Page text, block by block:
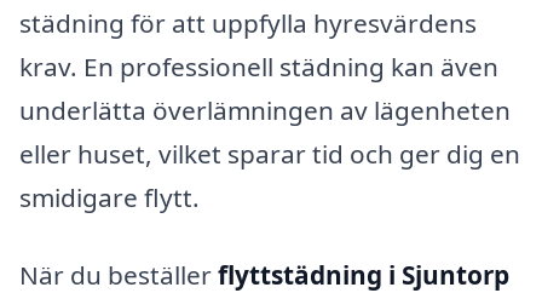
städning för att uppfylla hyresvärdens
krav. En professionell städning kan även
underlätta överlämningen av lägenheten
eller huset, vilket sparar tid och ger dig en
smidigare flytt.
När du beställerflyttstädning i Sjuntorp